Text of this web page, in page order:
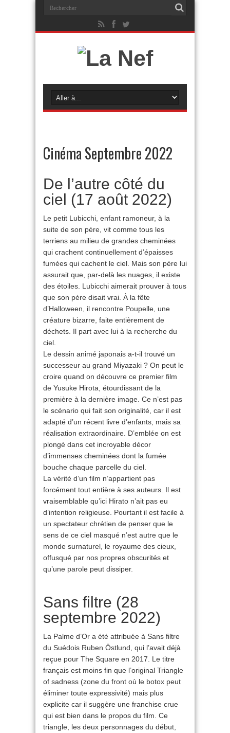
Cinéma Septembre 2022
De l’autre côté du
ciel (17 août 2022)
Le petit Lubicchi, enfant ramoneur, à la
suite de son père, vit comme tous les
terriens au milieu de grandes cheminées
qui crachent continuellement d’épaisses
fumées qui cachent le ciel. Mais son père lui
assurait que, par-delà les nuages, il existe
des étoiles. Lubicchi aimerait prouver à tous
que son père disait vrai. À la fête
d’Halloween, il rencontre Poupelle, une
créature bizarre, faite entièrement de
déchets. Il part avec lui à la recherche du
ciel.
Le dessin animé japonais a-t-il trouvé un
successeur au grand Miyazaki ? On peut le
croire quand on découvre ce premier film
de Yusuke Hirota, étourdissant de la
première à la dernière image. Ce n’est pas
le scénario qui fait son originalité, car il est
adapté d’un récent livre d’enfants, mais sa
réalisation extraordinaire. D’emblée on est
plongé dans cet incroyable décor
d’immenses cheminées dont la fumée
bouche chaque parcelle du ciel.
La vérité d’un film n’appartient pas
forcément tout entière à ses auteurs. Il est
vraisemblable qu’ici Hirato n’ait pas eu
d’intention religieuse. Pourtant il est facile à
un spectateur chrétien de penser que le
sens de ce ciel masqué n’est autre que le
monde surnaturel, le royaume des cieux,
offusqué par nos propres obscurités et
qu’une parole peut dissiper.
Sans filtre (28
septembre 2022)
La Palme d’Or a été attribuée à Sans filtre
du Suédois Ruben Östlund, qui l’avait déjà
reçue pour The Square en 2017. Le titre
français est moins fin que l’original Triangle
of sadness (zone du front où le botox peut
éliminer toute expressivité) mais plus
explicite car il suggère une franchise crue
qui est bien dans le propos du film. Ce
triangle, les deux personnages du début,